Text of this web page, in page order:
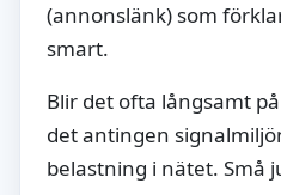
(annonslänk) som
smart.
Blir det ofta långsamt
det antingen
belastning i nätet. Små